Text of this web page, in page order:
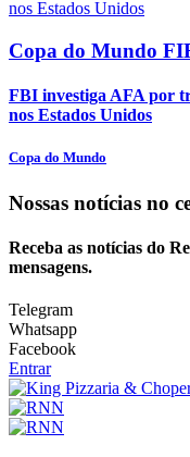
Copa do Mundo
FBI investiga AFA por
nos Estados Unidos
Copa do Mundo
Nossas notícias no
Receba as notícias do
mensagens.
Telegram
Whatsapp
Facebook
Entrar